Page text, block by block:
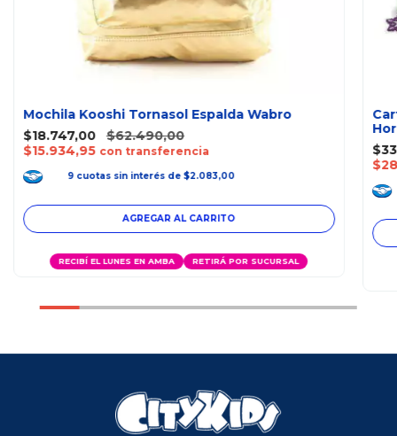
Mochila Kooshi Tornasol Espalda Wabro
$18.747,00
$62.490,00
$15.934,95 con transferencia
9 cuotas sin interés de $2.083,00
RECIBÍ EL LUNES EN AMBA RETIRÁ POR SUCURSAL